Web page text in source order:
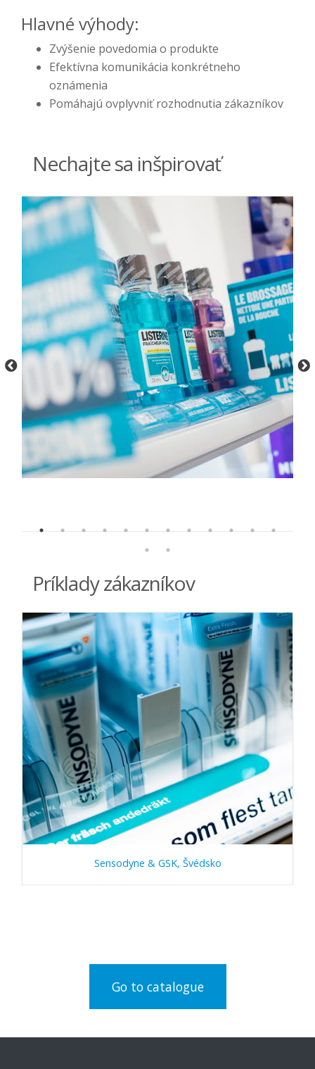
Hlavné výhody:
Zvýšenie povedomia o produkte
Efektívna komunikácia konkrétneho
oznámenia
Pomáhajú ovplyvniť rozhodnutia zákazníkov
Nechajte sa inšpirovať
Príklady zákazníkov
Sensodyne & GSK, Švédsko
Go to catalogue